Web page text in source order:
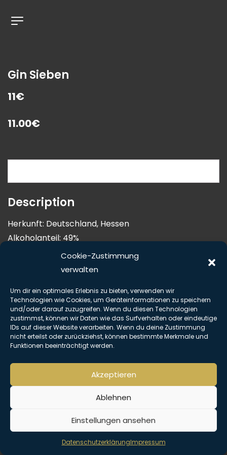
Cookie-Zustimmung
verwalten
Um dir ein optimales Erlebnis zu bieten, verwenden wir
Technologien wie Cookies, um Geräteinformationen zu speichern
und/oder darauf zuzugreifen. Wenn du diesen Technologien
zustimmst, können wir Daten wie das Surfverhalten oder eindeutige
IDs auf dieser Website verarbeiten. Wenn du deine Zustimmung
nicht erteilst oder zurückziehst, können bestimmte Merkmale und
Funktionen beeinträchtigt werden.
Akzeptieren
Ablehnen
Einstellungen ansehen
DatenschutzerklärungImpressum
Gin Sieben
11€
11.00€
Description
Herkunft: Deutschland, Hessen
Alkoholanteil: 49%
Botanicals: Wacholder, Boretsch, Kerbel, Kresse,
Petersilie, Pimpinelle, Sauerampfer und Schnittlauch
Tomate, Basilikum
Copyright © Alle Rechte vorbehalten. The Hemingway Club 2026 |
Impressum| Datenschutz